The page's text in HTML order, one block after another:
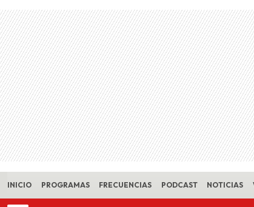
Skip to main content
INICIO PROGRAMAS FRECUENCIAS PODCAST NOTICIAS